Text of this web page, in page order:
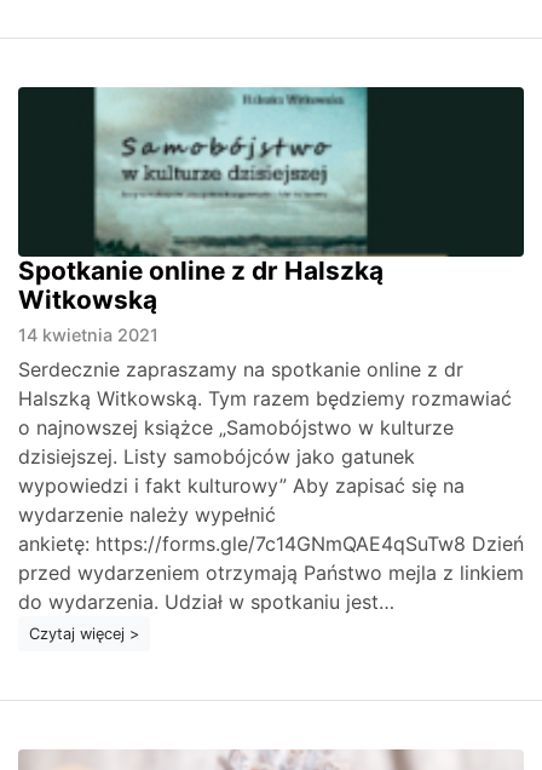
Spotkanie online z dr Halszką
Witkowską
14 kwietnia 2021
Serdecznie zapraszamy na spotkanie online z dr
Halszką Witkowską. Tym razem będziemy rozmawiać
o najnowszej książce „Samobójstwo w kulturze
dzisiejszej. Listy samobójców jako gatunek
wypowiedzi i fakt kulturowy” Aby zapisać się na
wydarzenie należy wypełnić
ankietę: https://forms.gle/7c14GNmQAE4qSuTw8 Dzień
przed wydarzeniem otrzymają Państwo mejla z linkiem
do wydarzenia. Udział w spotkaniu jest…
Czytaj więcej >